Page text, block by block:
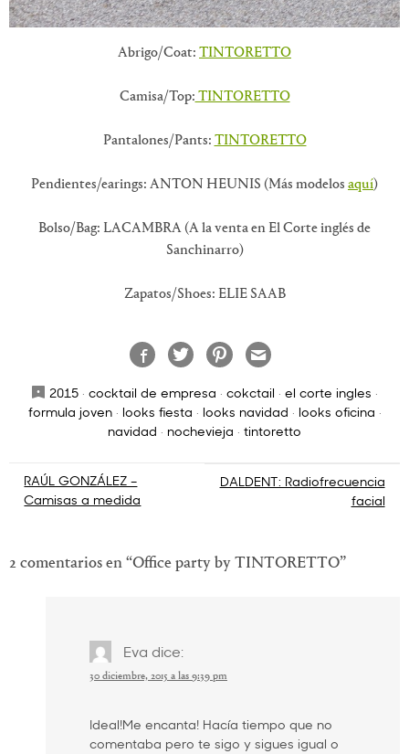
Abrigo/Coat: TINTORETTO
Camisa/Top: TINTORETTO
Pantalones/Pants: TINTORETTO
Pendientes/earings: ANTON HEUNIS (Más modelos aquí)
Bolso/Bag: LACAMBRA (A la venta en El Corte inglés de
Sanchinarro)
Zapatos/Shoes: ELIE SAAB
2015 · cocktail de empresa · cokctail · el corte ingles ·
formula joven· looks fiesta · looks navidad · looks oficina ·
navidad · nochevieja · tintoretto
Navegación
de
RAÚL GONZÁLEZ –
Camisas a medida
DALDENT: Radiofrecuencia
facial
2 comentarios en “Office party by TINTORETTO”
Eva dice:
30 diciembre, 2015 a las 9:39 pm
Ideal!Me encanta! Hacía tiempo que no
comentaba pero te sigo y sigues igual o